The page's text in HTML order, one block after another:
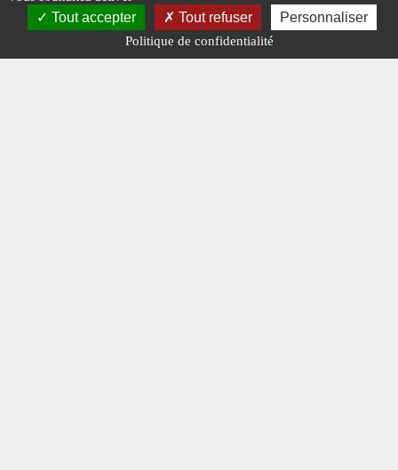
Tout accepter Tout refuser Personnaliser
Politique de confidentialité